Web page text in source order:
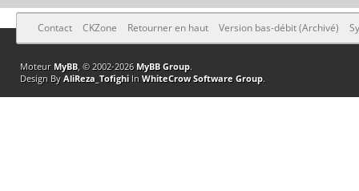
Contact CKZone Retourner en haut Version bas-débit (Archivé)
Moteur MyBB, © 2002-2026 MyBB Group.
Design By AliReza_TofighiIn WhiteCrow Software Group.